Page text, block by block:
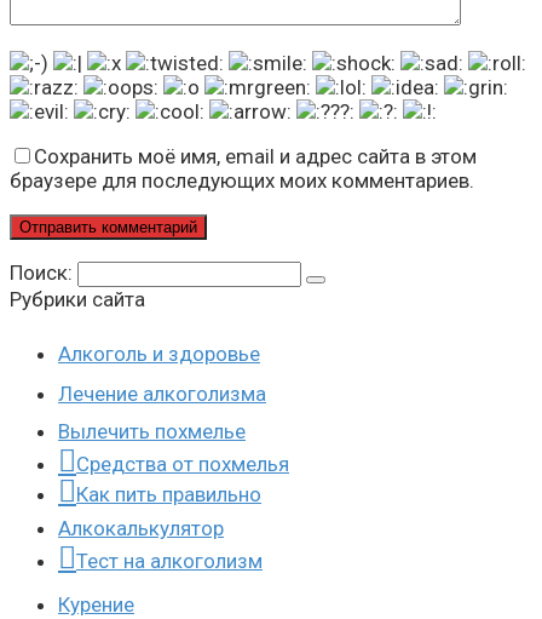
Сохранить моё имя, email и адрес сайта в этом
браузере для последующих моих комментариев.
Поиск:
Рубрики сайта
Алкоголь и здоровье
Лечение алкоголизма
Вылечить похмелье
Средства от похмелья
Как пить правильно
Алкокалькулятор
Тест на алкоголизм
Курение